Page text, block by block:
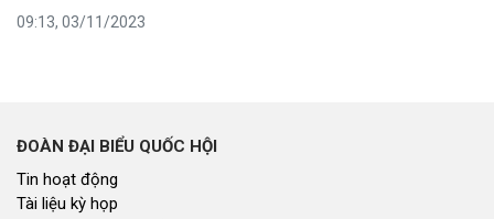
09:13, 03/11/2023
ĐOÀN ĐẠI BIỂU QUỐC HỘI
Tin hoạt động
Tài liệu kỳ họp